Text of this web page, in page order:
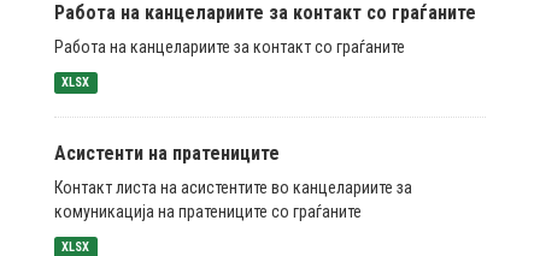
Работа на канцелариите за контакт со граѓаните
Работа на канцелариите за контакт со граѓаните
XLSX
Асистенти на пратениците
Контакт листа на асистентите во канцелариите за
комуникација на пратениците со граѓаните
XLSX